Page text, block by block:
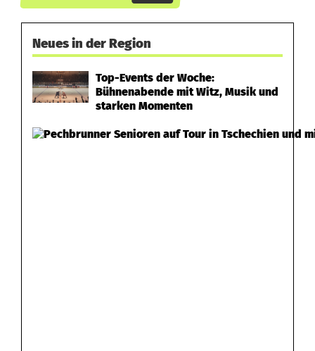
Neues in der Region
Top-Events der Woche:
Bühnenabende mit Witz, Musik und
starken Momenten